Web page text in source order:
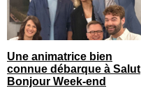
Une animatrice bien
connue débarque à Salut
Bonjour Week-end